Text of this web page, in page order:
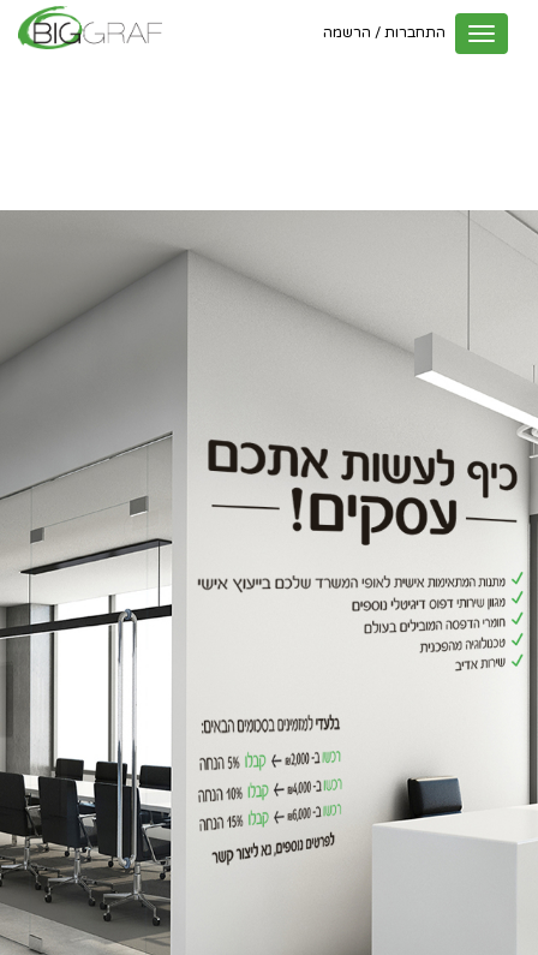
התחברות / הרשמהToggle
navigation